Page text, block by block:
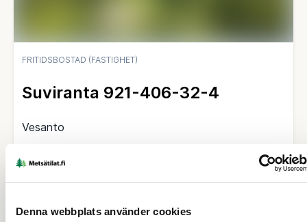
Denna webbplats använder cookies
FRITIDSBOSTAD (FASTIGHET)
Suviranta 921-406-32-4
Vesanto
80 000 €